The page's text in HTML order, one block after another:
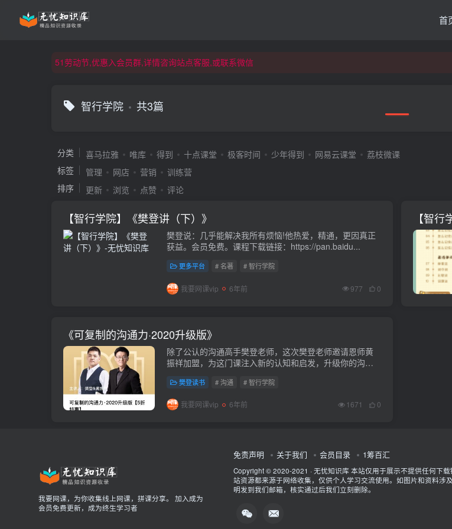
首
51劳动节,优惠入会员群,详情咨询站点客服,或联系微信
51劳动节,优惠入会员群,详情咨询站点客服,或联系微信
智行学院 共3篇
分类 喜马拉雅 唯库 得到 十点课堂 极客时间 少年得到 网易云课堂
荔枝微课
标签
管理 网店 营销
训练营
排序
更新 浏览 点赞 评论
【智行学院】《樊登讲（下）》
樊登说：几乎能解决我所有烦恼!他热爱，精通，更因真正
获益。会员免费。课程下载链接：https://pan.baidu...
更多平台 # 名著 # 智行学院
我要网课vip 6年前 977 0
【智
《可复制的沟通力·2020升级版》
除了公认的沟通高手樊登老师，这次樊登老师邀请恩师黄
振祥加盟，为这门课注入新的认知和启发，升级你的沟通
樊登读书 # 沟通 # 智行学院
我要网课vip 6年前 1671 0
我要网课，为你收集线上网课，拼课分享。 加入成为
会员免费更新，成为终生学习者
免责声明 关于我们 会员目录 1筹百汇
Copyright © 2020-2021 · 无忧知识库 本站仅用于展示不提供任何下
站资源都来源于网络收集，仅供个人学习交流使用。如图片和资料涉
明发到我们邮箱，核实通过后我们立刻删除。